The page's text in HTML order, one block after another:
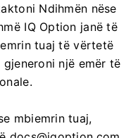
Ndihmën nëse
IQ Option janë të
tuaj të vërtetë
një emër të
mbiemrin tuaj,